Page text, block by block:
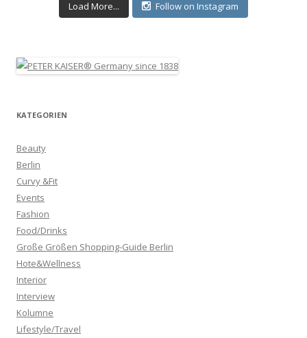
Load More... Follow on Instagram
KATEGORIEN
Beauty
Berlin
Curvy &Fit
Events
Fashion
Food/Drinks
Große Größen Shopping-Guide Berlin
Hote&Wellness
Interior
Interview
Kolumne
Lifestyle/Travel